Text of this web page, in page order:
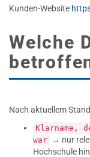
Kunden-Website
Welche
Nach aktuellem
Klarname,
war → nur
Hochschule